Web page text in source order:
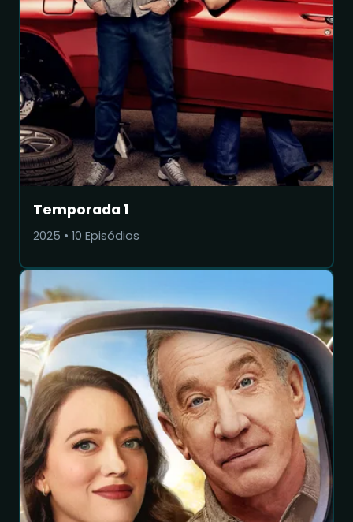
Temporada 1
2025 • 10 Episódios